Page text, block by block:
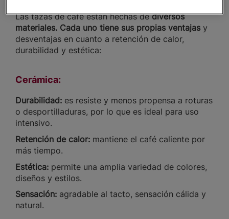
Las tazas de café están hechas dediversos
materiales. Cada uno tiene sus propias ventajas y
desventajas en cuanto a retención de calor,
durabilidad y estética:
Cerámica:
Durabilidad: es resiste y menos propensa a roturas
o desportilladuras, por lo que es ideal para uso
intensivo.
Retención de calor: mantiene el café caliente por
más tiempo.
Estética: permite una amplia variedad de colores,
diseños y estilos.
Sensación: agradable al tacto, sensación cálida y
natural.